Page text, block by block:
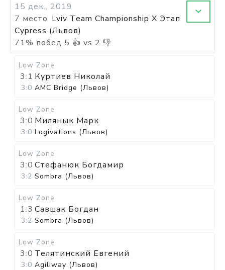
15 дек., 2019
7 место Lviv Team Championship X Этап
Cypress (Львов)
71% побед 5 👍 vs 2 👎
Low Zone
3:1 Куртиев Николай
3:0 AMC Bridge (Львов)
Low Zone
3:0 Милянык Марк
3:0 Logivations (Львов)
Low Zone
3:0 Стефанюк Богдамир
3:2 Sombra (Львов)
Low Zone
1:3 Савшак Богдан
3:2 Sombra (Львов)
Low Zone
3:0 Телятинский Евгений
3:0 Agiliway (Львов)